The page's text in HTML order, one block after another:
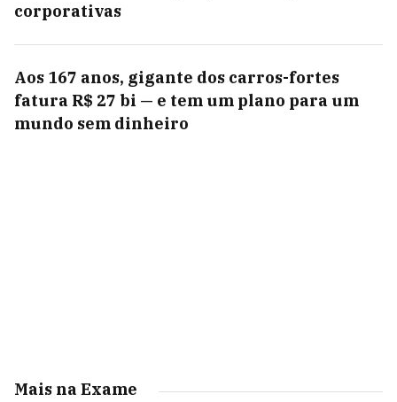
corporativas
Aos 167 anos, gigante dos carros-fortes
fatura R$ 27 bi — e tem um plano para um
mundo sem dinheiro
Mais na Exame